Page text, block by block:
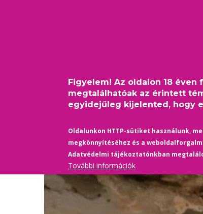
Figyelem! Az oldalon 18
megtalálhatóak az érintett
egyidejűleg kijelented, hogy
Oldalunkon HTTP-sütiket használunk,
megkönnyítéséhez és a
Adatvédelmi tájékoztatónkban
További információk
Morzsa
/Film-Színház /A nőfaló James